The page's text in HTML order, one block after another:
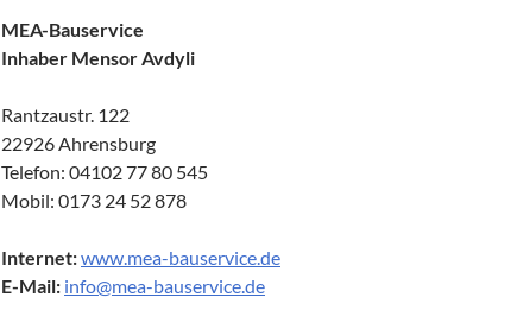
MEA-Bauservice
Inhaber Mensor Avdyli
Rantzaustr. 122
22926 Ahrensburg
Telefon: 04102 77 80 545
Mobil: 0173 24 52 878
Internet:www.mea-bauservice.de
E-Mail: info@mea-bauservice.de